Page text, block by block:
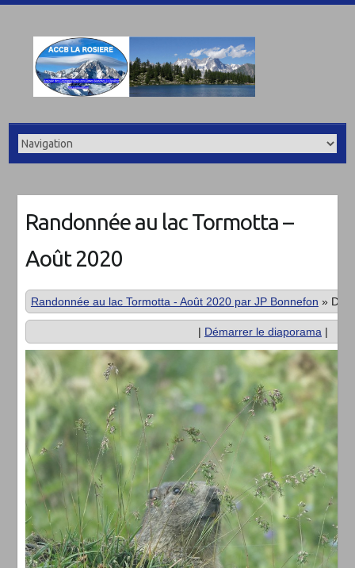
Randonnée au lac Tormotta –
Août 2020
Randonnée au lac Tormotta - Août 2020 par JP Bonnefon »
| Démarrer le diaporama |